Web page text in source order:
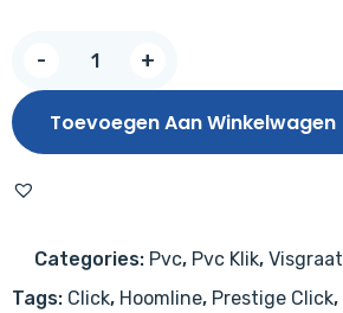
-
Rigid
Click
plank
+
Toevoegen Aan Winkelwagen
Categories: Pvc, Pvc Klik, Visgraat
Tags: Click, Hoomline, Prestige Click,